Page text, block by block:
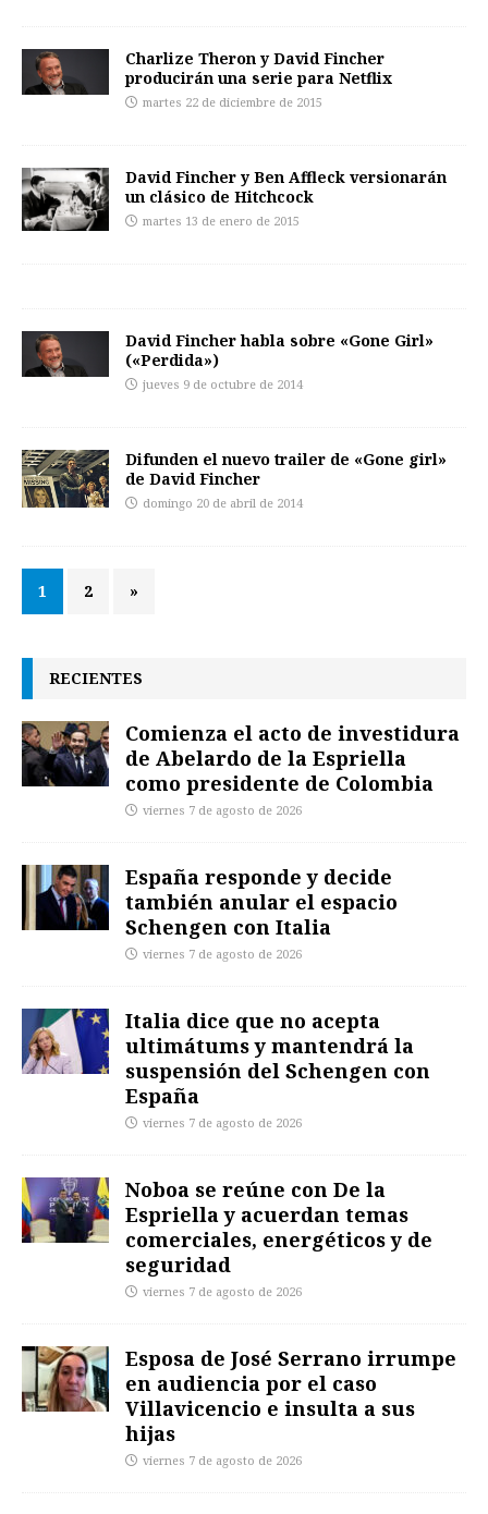
Charlize Theron y David Fincher
producirán una serie para Netflix
martes 22 de diciembre de 2015
David Fincher y Ben Affleck versionarán
un clásico de Hitchcock
martes 13 de enero de 2015
David Fincher habla sobre «Gone Girl»
(«Perdida»)
jueves 9 de octubre de 2014
Difunden el nuevo trailer de «Gone girl»
de David Fincher
domingo 20 de abril de 2014
1 2 »
RECIENTES
Comienza el acto de investidura
de Abelardo de la Espriella
como presidente de Colombia
viernes 7 de agosto de 2026
España responde y decide
también anular el espacio
Schengen con Italia
viernes 7 de agosto de 2026
Italia dice que no acepta
ultimátums y mantendrá la
suspensión del Schengen con
España
viernes 7 de agosto de 2026
Noboa se reúne con De la
Espriella y acuerdan temas
comerciales, energéticos y de
seguridad
viernes 7 de agosto de 2026
Esposa de José Serrano irrumpe
en audiencia por el caso
Villavicencio e insulta a sus
hijas
viernes 7 de agosto de 2026